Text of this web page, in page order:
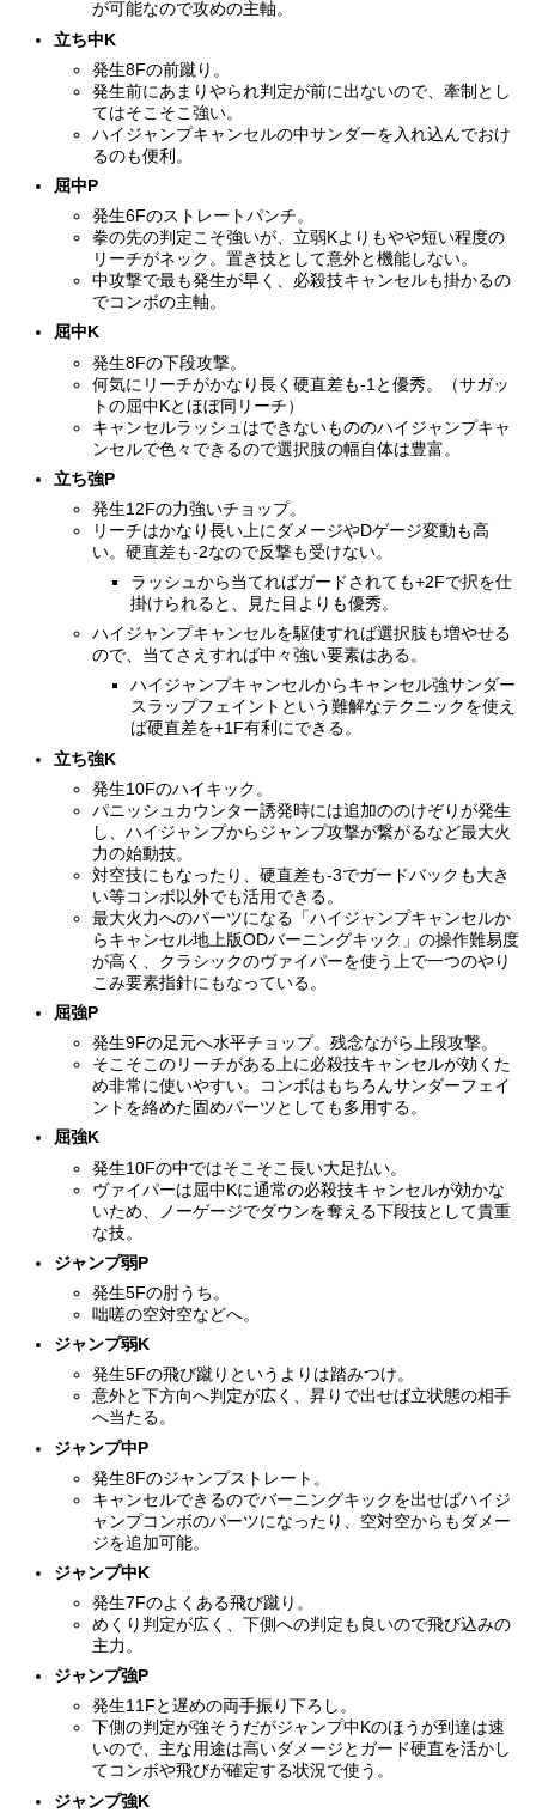
が可能なので攻めの主軸。
立ち中K
発生8Fの前蹴り。
発生前にあまりやられ判定が前に出ないので、牽制とし
てはそこそこ強い。
ハイジャンプキャンセルの中サンダーを入れ込んでおけ
るのも便利。
屈中P
発生6Fのストレートパンチ。
拳の先の判定こそ強いが、立弱Kよりもやや短い程度の
リーチがネック。置き技として意外と機能しない。
中攻撃で最も発生が早く、必殺技キャンセルも掛かるの
でコンボの主軸。
屈中K
発生8Fの下段攻撃。
何気にリーチがかなり長く硬直差も-1と優秀。（サガッ
トの屈中Kとほぼ同リーチ）
キャンセルラッシュはできないもののハイジャンプキャ
ンセルで色々できるので選択肢の幅自体は豊富。
立ち強P
発生12Fの力強いチョップ。
リーチはかなり長い上にダメージやDゲージ変動も高
い。硬直差も-2なので反撃も受けない。
ラッシュから当てればガードされても+2Fで択を仕
掛けられると、見た目よりも優秀。
ハイジャンプキャンセルを駆使すれば選択肢も増やせる
ので、当てさえすれば中々強い要素はある。
ハイジャンプキャンセルからキャンセル強サンダー
スラップフェイントという難解なテクニックを使え
ば硬直差を+1F有利にできる。
立ち強K
発生10Fのハイキック。
パニッシュカウンター誘発時には追加ののけぞりが発生
し、ハイジャンプからジャンプ攻撃が繋がるなど最大火
力の始動技。
対空技にもなったり、硬直差も-3でガードバックも大き
い等コンボ以外でも活用できる。
最大火力へのパーツになる「ハイジャンプキャンセルか
らキャンセル地上版ODバーニングキック」の操作難易度
が高く、クラシックのヴァイパーを使う上で一つのやり
こみ要素指針にもなっている。
屈強P
発生9Fの足元へ水平チョップ。残念ながら上段攻撃。
そこそこのリーチがある上に必殺技キャンセルが効くた
め非常に使いやすい。コンボはもちろんサンダーフェイ
ントを絡めた固めパーツとしても多用する。
屈強K
発生10Fの中ではそこそこ長い大足払い。
ヴァイパーは屈中Kに通常の必殺技キャンセルが効かな
いため、ノーゲージでダウンを奪える下段技として貴重
な技。
ジャンプ弱P
発生5Fの肘うち。
咄嗟の空対空などへ。
ジャンプ弱K
発生5Fの飛び蹴りというよりは踏みつけ。
意外と下方向へ判定が広く、昇りで出せば立状態の相手
へ当たる。
ジャンプ中P
発生8Fのジャンプストレート。
キャンセルできるのでバーニングキックを出せばハイジ
ャンプコンボのパーツになったり、空対空からもダメー
ジを追加可能。
ジャンプ中K
発生7Fのよくある飛び蹴り。
めくり判定が広く、下側への判定も良いので飛び込みの
主力。
ジャンプ強P
発生11Fと遅めの両手振り下ろし。
下側の判定が強そうだがジャンプ中Kのほうが到達は速
いので、主な用途は高いダメージとガード硬直を活かし
てコンボや飛びが確定する状況で使う。
ジャンプ強K